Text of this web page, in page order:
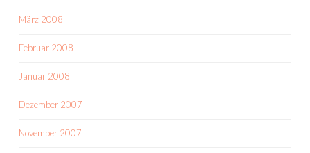
März 2008
Februar 2008
Januar 2008
Dezember 2007
November 2007